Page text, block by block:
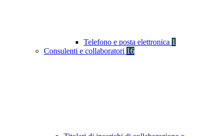
Telefono e posta elettronica 1
Consulenti e collaboratori 16